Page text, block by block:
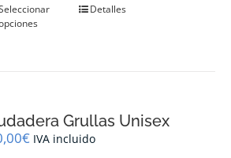
Este
se
pueden
Detalles
Grullas Unisex
€ IVA incluido